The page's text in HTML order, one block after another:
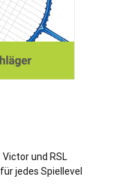
und RSL
jedes Spiellevel